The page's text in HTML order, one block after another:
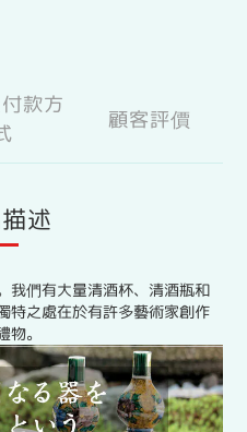
款方
顧客評價
述
我們有大量清酒杯、清酒瓶和
特之處在於有許多藝術家創作
。